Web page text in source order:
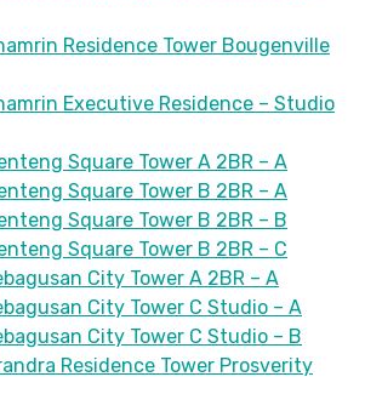
Residence Tower Bougenville
Executive Residence – Studio
Square Tower A 2BR – A
Square Tower B 2BR – A
Square Tower B 2BR – B
Square Tower B 2BR – C
City Tower A 2BR – A
City Tower C Studio – A
City Tower C Studio – B
Residence Tower Prosverity